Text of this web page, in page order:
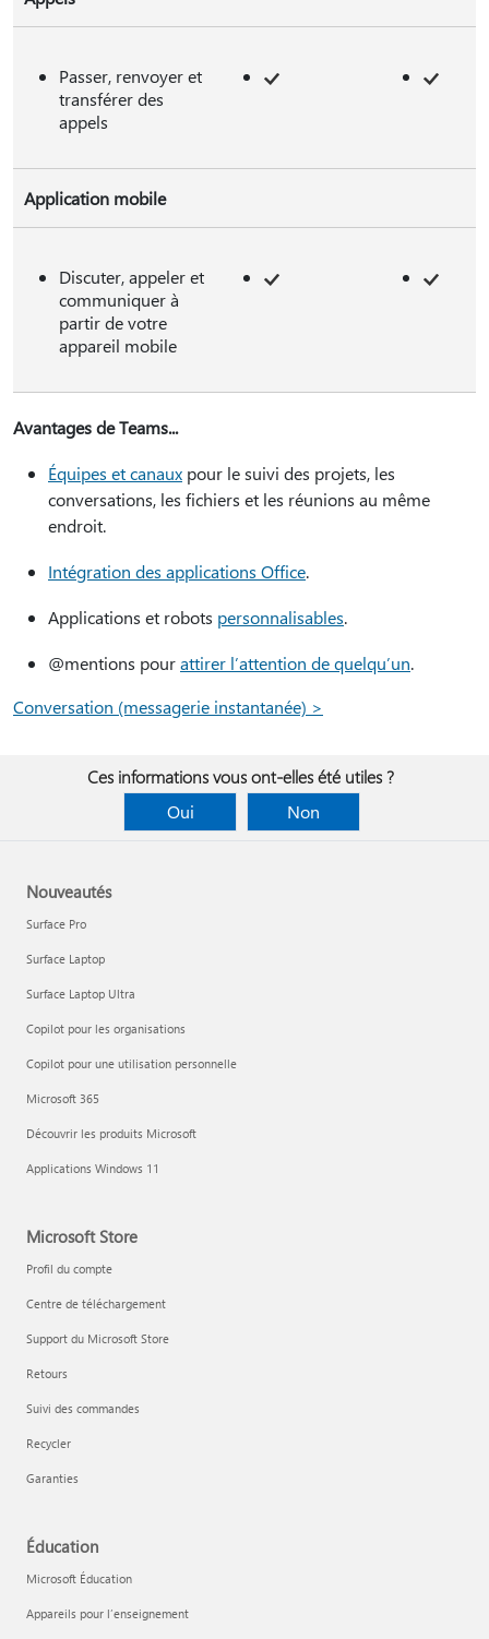
Passer, renvoyer et
transférer des
appels
Application mobile
Discuter, appeler et
communiquer à
partir de votre
appareil mobile
Avantages de Teams...
Équipes et canaux pour le suivi des projets, les
conversations, les fichiers et les réunions au même
endroit.
Intégration des applications Office.
Applications et robots personnalisables.
@mentions pourattirer l’attention de quelqu’un.
Conversation (messagerie instantanée) >
Ces informations vous ont-elles été utiles ?
Oui
Non
Nouveautés
Surface Pro
Surface Laptop
Surface Laptop Ultra
Copilot pour les organisations
Copilot pour une utilisation personnelle
Microsoft 365
Découvrir les produits Microsoft
Applications Windows 11
Microsoft Store
Profil du compte
Centre de téléchargement
Support du Microsoft Store
Retours
Suivi des commandes
Recycler
Garanties
Éducation
Microsoft Éducation
Appareils pour l’enseignement